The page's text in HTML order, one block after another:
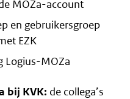
MOZa-account
en gebruikersgroep
EZK
Logius-MOZa
bij KVK: de collega’s